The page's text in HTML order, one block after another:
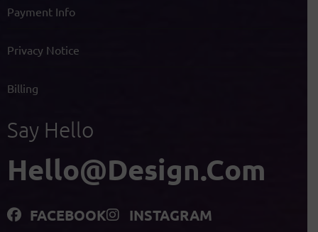
Payment Info
Privacy Notice
Billing
Say Hello
Hello@design.com
FACEBOOK INSTAGRAM